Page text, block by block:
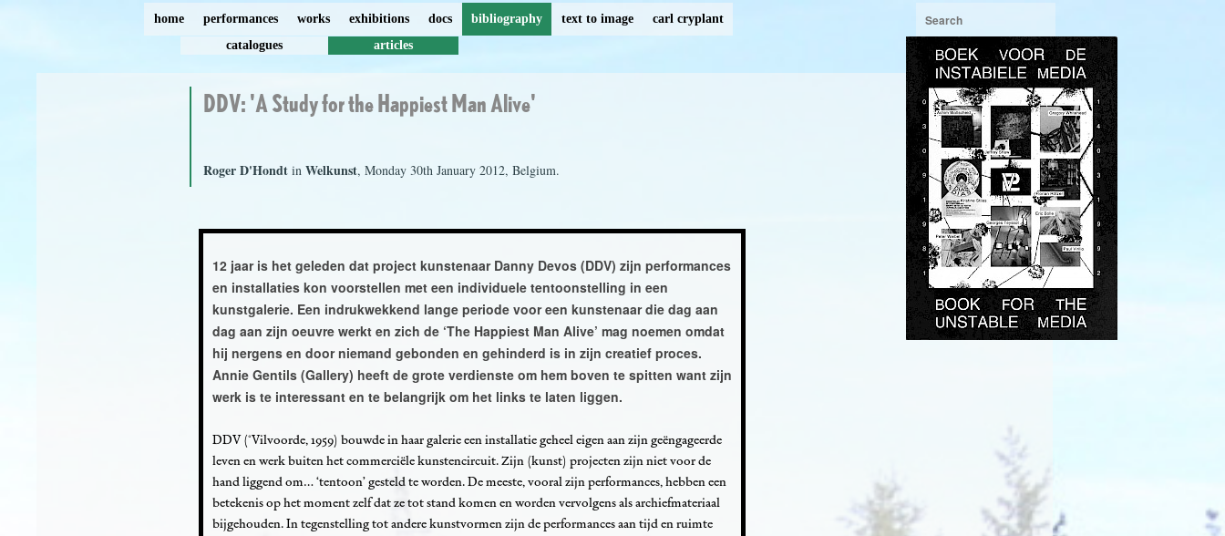
home performances works exhibitions docs bibliography text to image
carl cryplant
catalogues
articles
DDV: 'A Study for the Happiest Man Alive'
Roger D'Hondtin Welkunst, Monday 30th January 2012, Belgium.
12 jaar is het geleden dat project kunstenaar Danny Devos (DDV) zijn performances
en installaties kon voorstellen met een individuele tentoonstelling in een
kunstgalerie. Een indrukwekkend lange periode voor een kunstenaar die dag aan
dag aan zijn oeuvre werkt en zich de ‘The Happiest Man Alive’ mag noemen omdat
hij nergens en door niemand gebonden en gehinderd is in zijn creatief proces.
Annie Gentils (Gallery) heeft de grote verdienste om hem boven te spitten want zijn
werk is te interessant en te belangrijk om het links te laten liggen.
DDV (°Vilvoorde, 1959) bouwde in haar galerie een installatie geheel eigen aan zijn geëngageerde
leven en werk buiten het commerciële kunstencircuit. Zijn (kunst) projecten zijn niet voor de
hand liggend om… ‘tentoon’ gesteld te worden. De meeste, vooral zijn performances, hebben een
betekenis op het moment zelf dat ze tot stand komen en worden vervolgens als archiefmateriaal
bijgehouden. In tegenstelling tot andere kunstvormen zijn de performances aan tijd en ruimte